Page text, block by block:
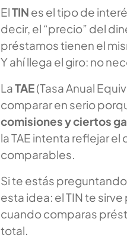
ElTIN es el tipo de
decir, el “precio” del
préstamos tienen el
Y ahí llega el giro: no
LaTAE(Tasa Anual
comparar en serio
comisiones y ciertos
la TAE intenta reflejar
comparables.
Si te estás preguntando
esta idea: el TIN te
cuando comparas
total.